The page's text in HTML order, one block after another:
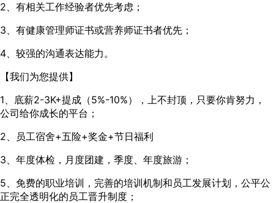
2、有相关工作经验者优先考虑；
3、有健康管理师证书或营养师证书者优先；
4、较强的沟通表达能力。
【我们为您提供】
1、底薪2-3K+提成（5%-10%），上不封顶，只要你肯努力，
公司给你成长的平台；
2、员工宿舍+五险+奖金+节日福利
3、年度体检，月度团建，季度、年度旅游；
5、免费的职业培训，完善的培训机制和员工发展计划，公平公
正完全透明化的员工晋升制度；